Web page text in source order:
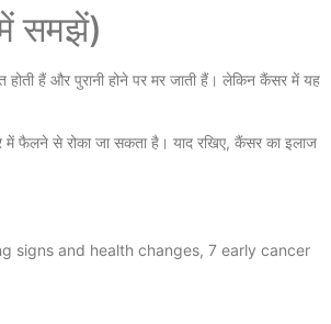
समझें)
होती हैं और पुरानी होने पर मर जाती हैं। लेकिन कैंसर में यह
में फैलने से रोका जा सकता है। याद रखिए, कैंसर का इलाज